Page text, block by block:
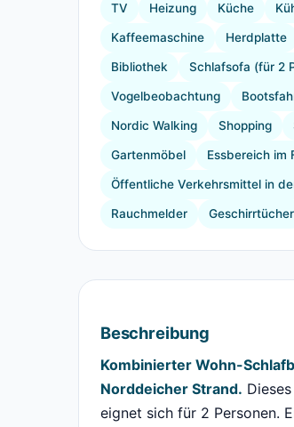
TV Heizung Küche
Kaffeemaschine Herdplatte
Bibliothek Schlafsofa (für 2
Vogelbeobachtung
Nordic Walking Shopping
Gartenmöbel Essbereich im
Öffentliche Verkehrsmittel in
Rauchmelder Geschirrtücher
Beschreibung
Kombinierter Wohn-
Norddeicher Strand.
eignet sich für 2 Personen.